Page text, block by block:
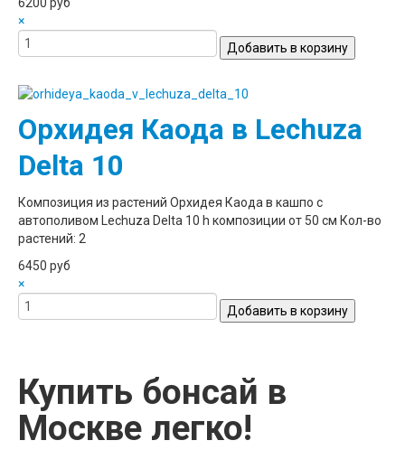
×
Орхидея Каода в Lechuza
Delta 10
Композиция из растений Орхидея Каода в кашпо с
автополивом Lechuza Delta 10 h композиции от 50 см Кол-во
растений: 2
6450 руб
×
Купить бонсай в
Москве легко!